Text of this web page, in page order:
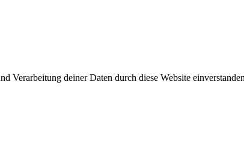
Verarbeitung deiner Daten durch diese Website